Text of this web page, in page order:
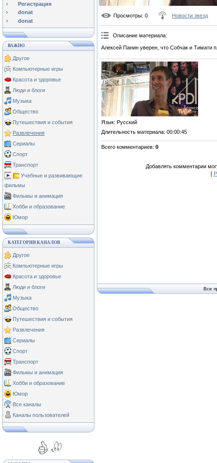
Регистрация
donat
donat
ВАЖНО
Другое
Компьютерные игры
Красота и здоровье
Люди и блоги
Музыка
Общество
Путешествия и события
Развлечения
Сериалы
Спорт
Транспорт
Учебные и развивающие
фильмы
Фильмы и анимация
Хобби и образование
Юмор
КАТЕГОРИИ КАНАЛОВ
Другое
Компьютерные игры
Красота и здоровье
Люди и блоги
Музыка
Общество
Путешествия и события
Развлечения
Сериалы
Спорт
Транспорт
Фильмы и анимация
Хобби и образование
Юмор
Все каналы
Каналы пользователей
Просмотры: 0 Новости звезд
Описание материала:
Алексей Панин уверен, что Собчак и Тимати
Язык: Русский
Длительность материала: 00:00:45
Всего комментариев: 0
Добавлять комментарии
[
Все